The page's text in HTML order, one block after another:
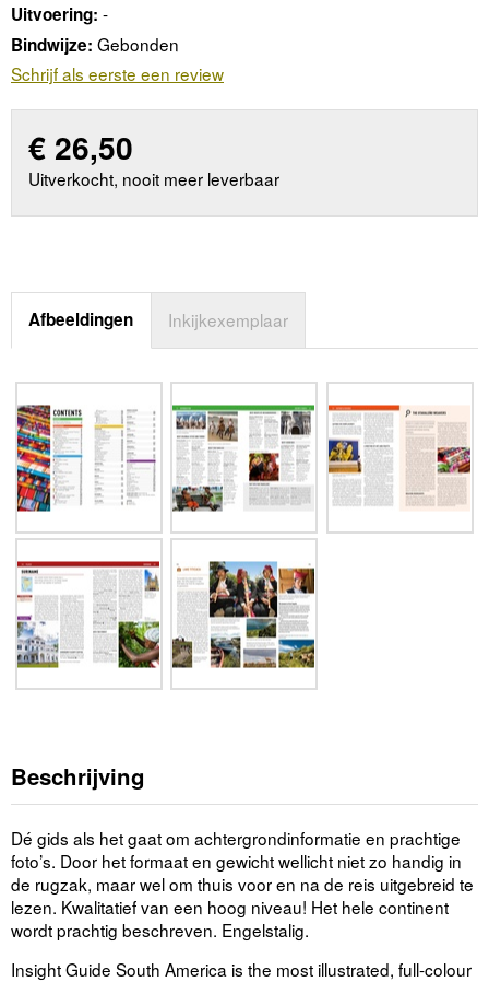
Uitvoering: -
Bindwijze: Gebonden
Schrijf als eerste een review
€ 26,50
Uitverkocht, nooit meer leverbaar
Afbeeldingen Inkijkexemplaar
Beschrijving
Dé gids als het gaat om achtergrondinformatie en prachtige
foto’s. Door het formaat en gewicht wellicht niet zo handig in
de rugzak, maar wel om thuis voor en na de reis uitgebreid te
lezen. Kwalitatief van een hoog niveau! Het hele continent
wordt prachtig beschreven. Engelstalig.
Insight Guide South America is the most illustrated, full-colour